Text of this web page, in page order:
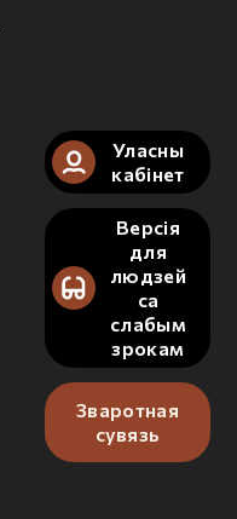
Уласны
кабінет
Версія
для
людзей
са
слабым
зрокам
Зваротная
сувязь